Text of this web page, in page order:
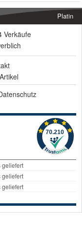
Platin
Verkäufe